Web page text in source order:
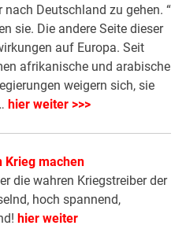
Deutschland zu gehen. “
sie. Die andere Seite dieser
auf Europa. Seit
afrikanische und arabische
weigern sich, sie
hier weiter >>>
Krieg machen
die wahren Kriegstreiber der
hoch spannend,
hier weiter